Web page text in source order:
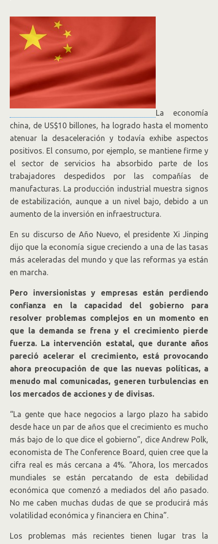
La economía
china, de US$10 billones, ha logrado hasta el momento
atenuar la desaceleración y todavía exhibe aspectos
positivos. El consumo, por ejemplo, se mantiene firme y
el sector de servicios ha absorbido parte de los
trabajadores despedidos por las compañías de
manufacturas. La producción industrial muestra signos
de estabilización, aunque a un nivel bajo, debido a un
aumento de la inversión en infraestructura.
En su discurso de Año Nuevo, el presidente Xi Jinping
dijo que la economía sigue creciendo a una de las tasas
más aceleradas del mundo y que las reformas ya están
en marcha.
Pero inversionistas y empresas están perdiendo
confianza en la capacidad del gobierno para
resolver problemas complejos en un momento en
que la demanda se frena y el crecimiento pierde
fuerza. La intervención estatal, que durante años
pareció acelerar el crecimiento, está provocando
ahora preocupación de que las nuevas políticas, a
menudo mal comunicadas, generen turbulencias en
los mercados de acciones y de divisas.
“La gente que hace negocios a largo plazo ha sabido
desde hace un par de años que el crecimiento es mucho
más bajo de lo que dice el gobierno”, dice Andrew Polk,
economista de The Conference Board, quien cree que la
cifra real es más cercana a 4%. “Ahora, los mercados
mundiales se están percatando de esta debilidad
económica que comenzó a mediados del año pasado.
No me caben muchas dudas de que se producirá más
volatilidad económica y financiera en China”.
Los problemas más recientes tienen lugar tras la